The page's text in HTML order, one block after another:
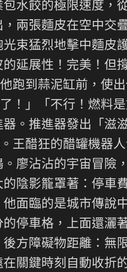
水餃的極限速度，
兩張麵皮在空中交
束猛烈地擊中麵皮
延展性！完美！但
跑到蒜泥缸前，使
！」「不行！燃料是
。推進器發出「滋
王醋狂的醋罐機器人
廖沾沾的宇宙冒險
陰影籠罩著：停車
面臨的是城市傳說
停車格，上面還灑
方障礙物距離：無
關鍵時刻自動收折